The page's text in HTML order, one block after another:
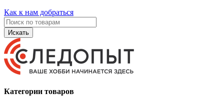
Как к нам добраться
Искать
Категории товаров